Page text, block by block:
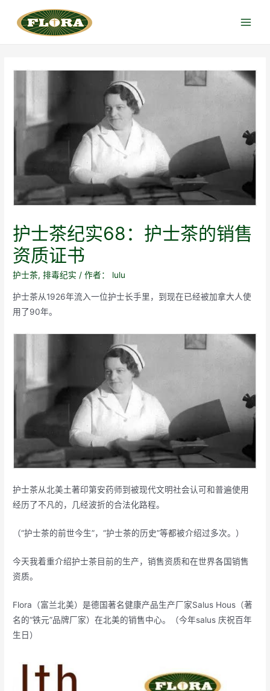
护士茶纪实68：护士茶的销售
资质证书
护士茶,排毒纪实 / 作者： lulu
护士茶从1926年流入一位护士长手里，到现在已经被加拿大人使
用了90年。
护士茶从北美土著印第安药师到被现代文明社会认可和普遍使用
经历了不凡的，几经波折的合法化路程。
（“护士茶的前世今生”，“护士茶的历史”等都被介绍过多次。）
今天我着重介绍护士茶目前的生产，销售资质和在世界各国销售
资质。
Flora（富兰北美）是德国著名健康产品生产厂家Salus Hous（著
名的“铁元”品牌厂家）在北美的销售中心。（今年salus 庆祝百年
生日）